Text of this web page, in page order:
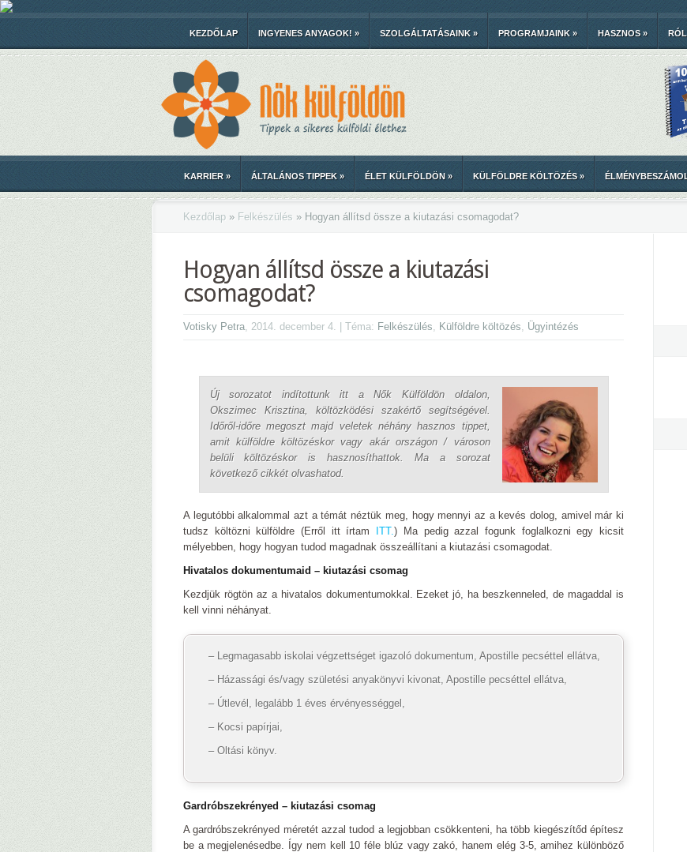
KEZDŐLAP INGYENES ANYAGOK! » SZOLGÁLTATÁSAINK » PROGRAMJAINK » HASZNOS»
KARRIER» ÁLTALÁNOS TIPPEK » ÉLET KÜLFÖLDÖN » KÜLFÖLDRE KÖLTÖZÉS»
Kezdőlap » Felkészülés » Hogyan állítsd össze a kiutazási csomagodat?
Hogyan állítsd össze a kiutazási
csomagodat?
Votisky Petra, 2014. december 4. | Téma: Felkészülés, Külföldre költözés, Ügyintézés
Új sorozatot indítottunk itt a Nők Külföldön oldalon,
Okszimec Krisztina, költözködési szakértő segítségével.
Időről-időre megoszt majd veletek néhány hasznos tippet,
amit külföldre költözéskor vagy akár országon / városon
belüli költözéskor is hasznosíthattok. Ma a sorozat
következő cikkét olvashatod.
A legutóbbi alkalommal azt a témát néztük meg, hogy mennyi az a kevés dolog, amivel már ki
tudsz költözni külföldre (Erről itt írtam
ITT.) Ma pedig azzal fogunk foglalkozni egy kicsit
mélyebben, hogy hogyan tudod magadnak összeállítani a kiutazási csomagodat.
Hivatalos dokumentumaid – kiutazási csomag
Kezdjük rögtön az a hivatalos dokumentumokkal. Ezeket jó, ha beszkenneled, de magaddal is
kell vinni néhányat.
– Legmagasabb iskolai végzettséget igazoló dokumentum, Apostille pecséttel ellátva,
– Házassági és/vagy születési anyakönyvi kivonat, Apostille pecséttel ellátva,
– Útlevél, legalább 1 éves érvényességgel,
– Kocsi papírjai,
– Oltási könyv.
Gardróbszekrényed – kiutazási csomag
A gardróbszekrényed méretét azzal tudod a legjobban csökkenteni, ha több kiegészítőd építesz
be a megjelenésedbe. Így nem kell 10 féle blúz vagy zakó, hanem elég 3-5, amihez különböző